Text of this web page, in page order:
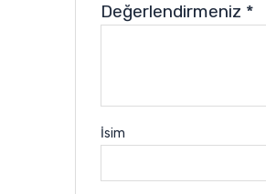
Değerlendirmeniz *
İsim